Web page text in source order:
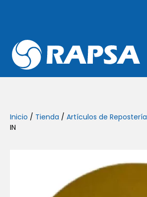
Inicio / Tienda / Artículos de Repostería
IN